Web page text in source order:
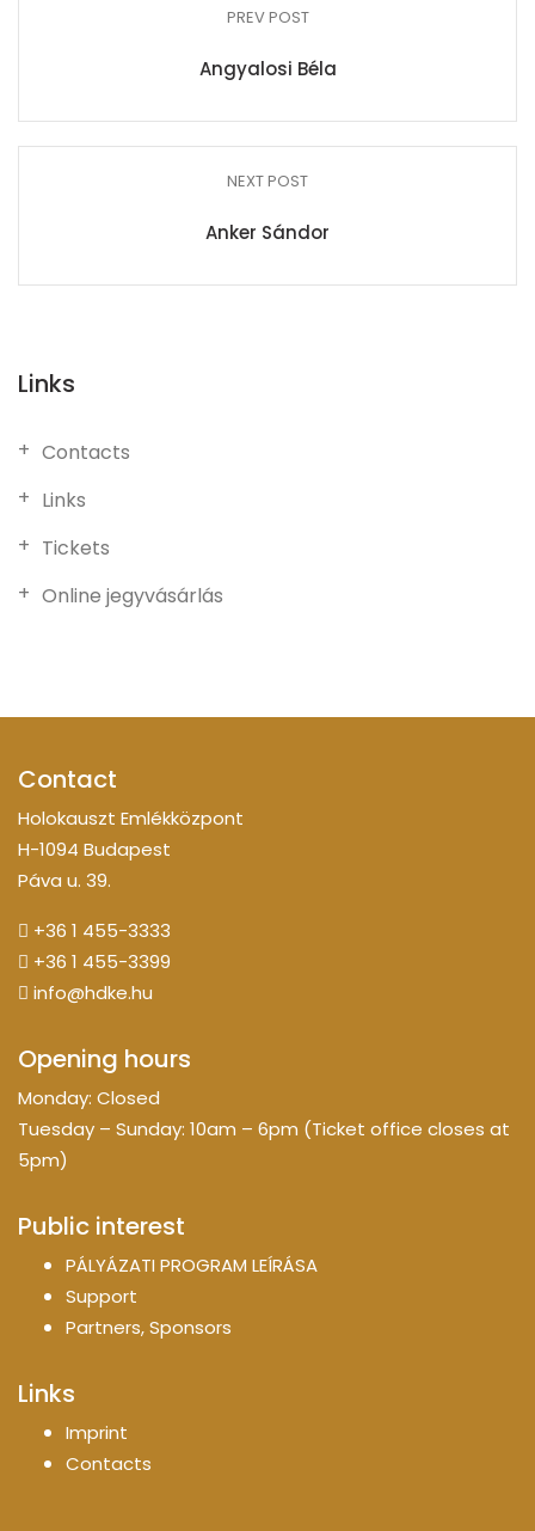
PREV POST
Angyalosi Béla
NEXT POST
Anker Sándor
Links
Contacts
Links
Tickets
Online jegyvásárlás
Contact
Holokauszt Emlékközpont
H-1094 Budapest
Páva u. 39.
+36 1 455-3333
+36 1 455-3399
info@hdke.hu
Opening hours
Monday: Closed
Tuesday – Sunday: 10am – 6pm (Ticket office closes at
5pm)
Public interest
PÁLYÁZATI PROGRAM LEÍRÁSA
Support
Partners, Sponsors
Links
Imprint
Contacts